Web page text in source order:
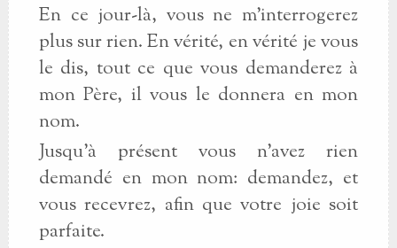
En ce jour-là, vous ne m'interrogerez
plus sur rien. En vérité, en vérité je vous
le dis, tout ce que vous demanderez à
mon Père, il vous le donnera en mon
nom.
Jusqu'à présent vous n'avez rien
demandé en mon nom: demandez, et
vous recevrez, afin que votre joie soit
parfaite.